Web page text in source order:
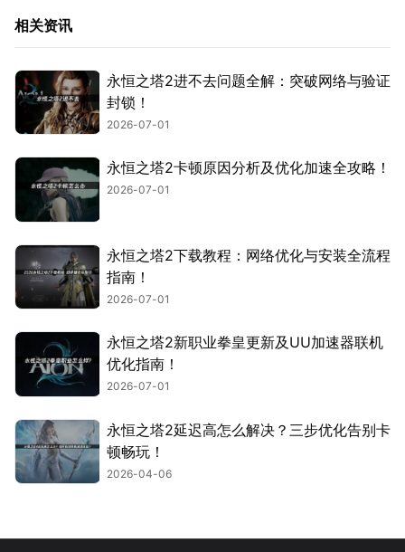
相关资讯
永恒之塔2进不去问题全解：突破网络与验证
封锁！
2026-07-01
永恒之塔2卡顿原因分析及优化加速全攻略！
2026-07-01
永恒之塔2下载教程：网络优化与安装全流程
指南！
2026-07-01
永恒之塔2新职业拳皇更新及UU加速器联机
优化指南！
2026-07-01
永恒之塔2延迟高怎么解决？三步优化告别卡
顿畅玩！
2026-04-06